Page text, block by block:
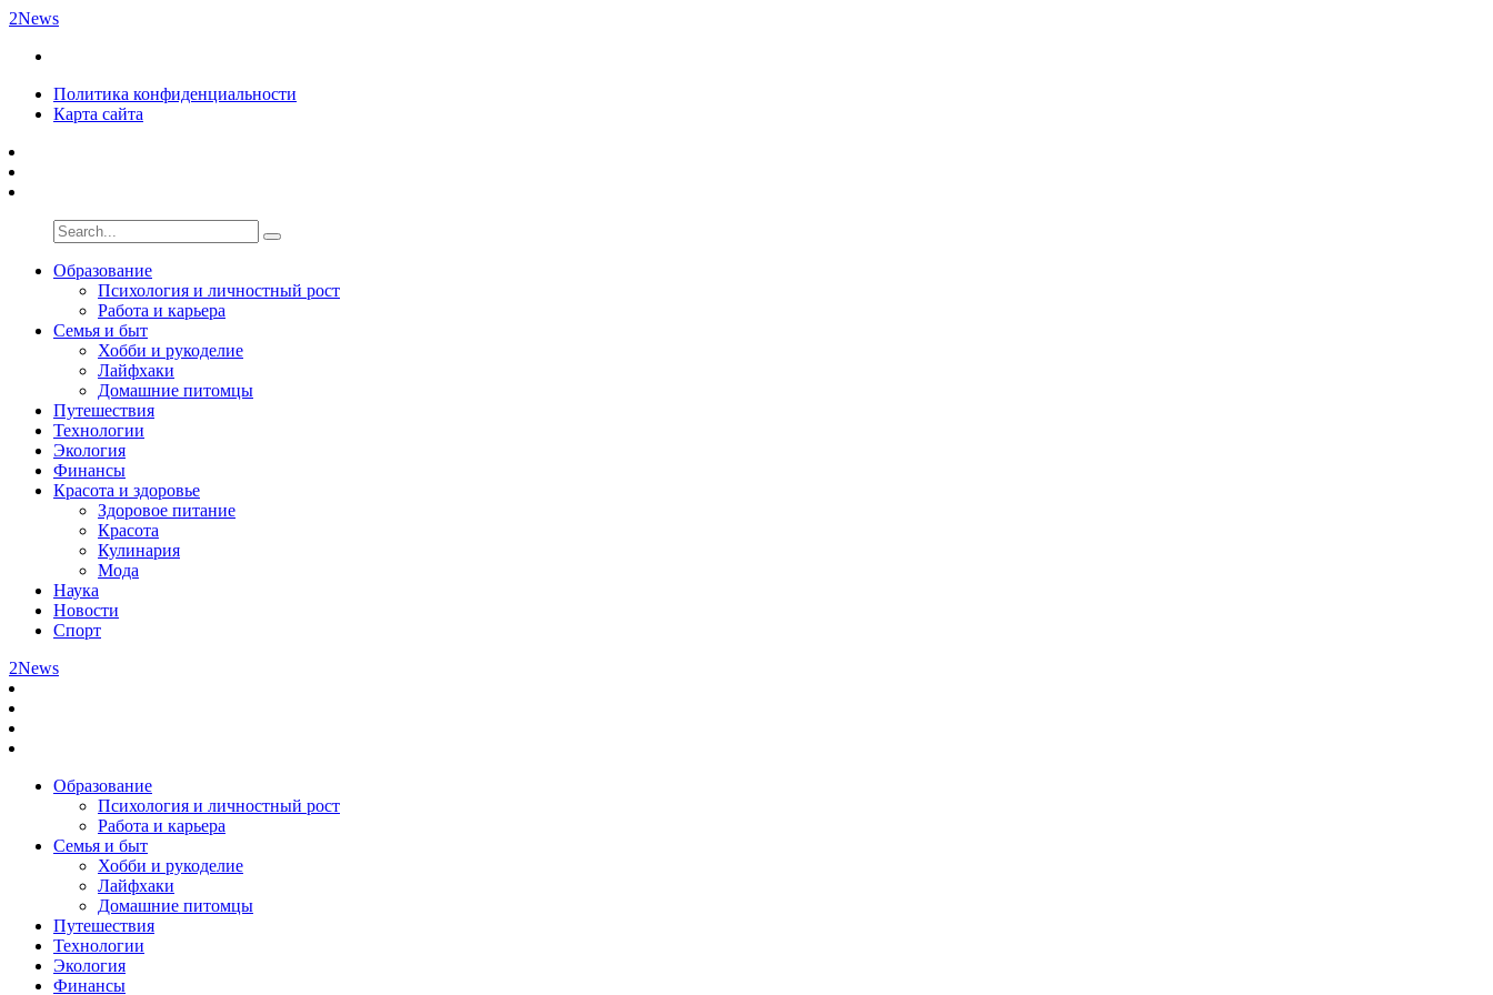
2News
Политика конфиденциальности
Карта сайта
Образование
Психология и личностный рост
Работа и карьера
Семья и быт
Хобби и рукоделие
Лайфхаки
Домашние питомцы
Путешествия
Технологии
Экология
Финансы
Красота и здоровье
Здоровое питание
Красота
Кулинария
Мода
Наука
Новости
Спорт
2News
Образование
Психология и личностный рост
Работа и карьера
Семья и быт
Хобби и рукоделие
Лайфхаки
Домашние питомцы
Путешествия
Технологии
Экология
Финансы